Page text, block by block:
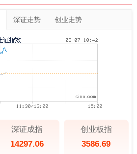
深证走势 创业走势
深证成指
14297.06
创业板指
3586.69